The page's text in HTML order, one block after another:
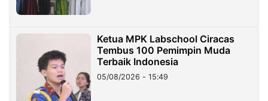
Ketua MPK Labschool Ciracas
Tembus 100 Pemimpin Muda
Terbaik Indonesia
05/08/2026 - 15:49